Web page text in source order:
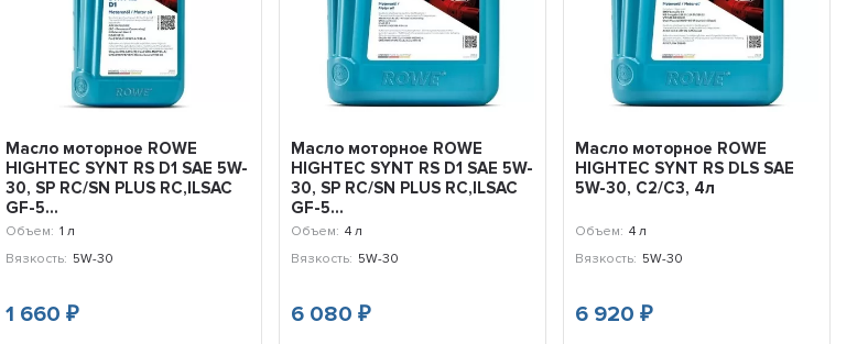
Масло моторное ROWE
HIGHTEC SYNT RS D1 SAE 5W-
30, SP RC/SN PLUS RC,ILSAC
GF-5...
Объем: 1 л
Вязкость: 5W-30
1 660₽
Масло моторное ROWE
HIGHTEC SYNT RS D1 SAE 5W-
30, SP RC/SN PLUS RC,ILSAC
GF-5...
Объем: 4 л
Вязкость: 5W-30
6 080 ₽
Масло моторное ROWE
HIGHTEC SYNT RS DLS SAE
5W-30, С2/C3, 4л
Объем: 4 л
Вязкость: 5W-30
6 920 ₽